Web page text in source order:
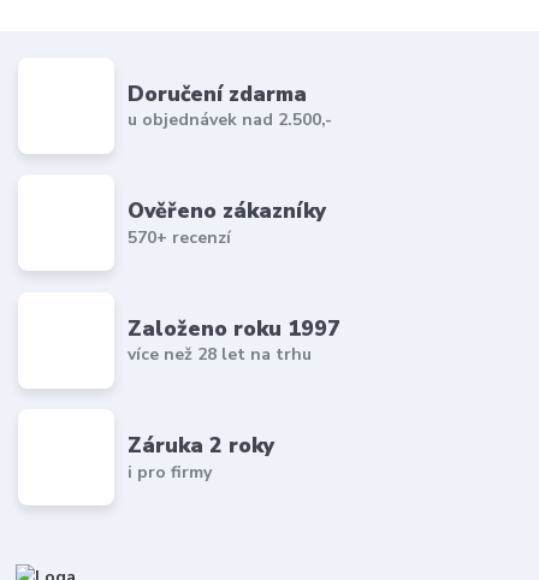
Doručení zdarma
u objednávek nad 2.500,-
Ověřeno zákazníky
570+ recenzí
Založeno roku 1997
více než 28 let na trhu
Záruka 2 roky
i pro firmy